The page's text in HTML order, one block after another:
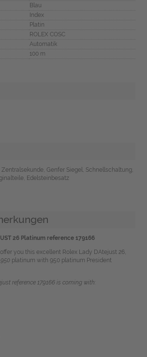
Blau
Index
Platin
ROLEX COSC
Automatik
100 m
Genfer Siegel, Schnellschaltung,
Edelsteinbesatz
26 Platinum reference 179166
you this excellent Rolex Lady DAtejust 26,
950platinum with 950 platinum President
reference 179166 is coming with: